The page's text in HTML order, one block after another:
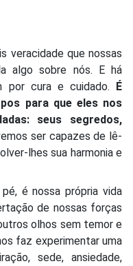
veracidade que nossas
algo sobre nós. E há
por cura e cuidado. É
para que eles nos
seus segredos,
ser capazes de lê-
lhes sua harmonia e
é nossa própria vida
de nossas forças
olhos sem temor e
faz experimentar uma
sede, ansiedade,